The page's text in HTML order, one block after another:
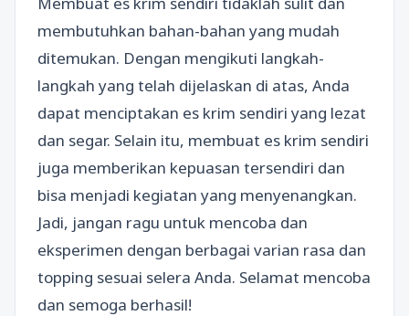
membutuhkan bahan-bahan yang mudah
ditemukan. Dengan mengikuti langkah-
langkah yang telah dijelaskan di atas, Anda
dapat menciptakan es krim sendiri yang lezat
dan segar. Selain itu, membuat es krim sendiri
juga memberikan kepuasan tersendiri dan
bisa menjadi kegiatan yang menyenangkan.
Jadi, jangan ragu untuk mencoba dan
eksperimen dengan berbagai varian rasa dan
topping sesuai selera Anda. Selamat mencoba
dan semoga berhasil!